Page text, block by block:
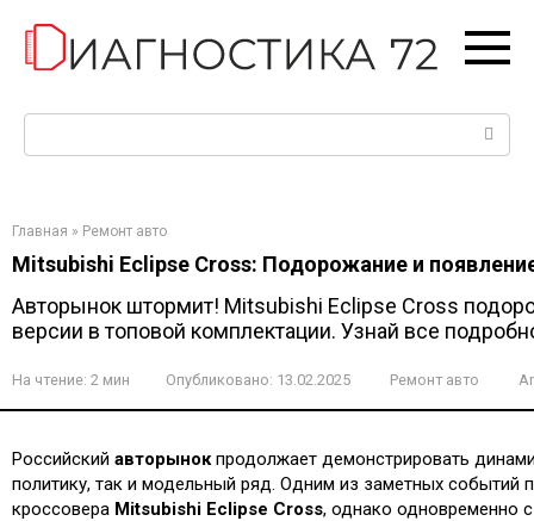
контенту
Главная » Ремонт авто
Mitsubishi Eclipse Cross: Подорожание и
Авторынок штормит! Mitsubishi Eclipse Cross
версии в топовой комплектации. Узнай все
На чтение: 2 мин Опубликовано: 13.02.2025 Ремонт авто
Российский авторынок продолжает демонстрировать
политику, так и модельный ряд. Одним из заметных событий
кроссовера Mitsubishi Eclipse Cross, однако одновременно